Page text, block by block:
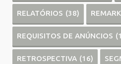
RELATÓRIOS (38)
REQUISITOS DE ANÚNCIOS
RETROSPECTIVA (16)